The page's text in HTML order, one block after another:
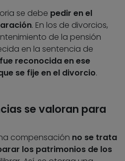
se debe pedir en el
. En los de divorcios,
de la pensión
en la sentencia de
reconocida en ese
se fije en el divorcio.
se valoran para
compensación no se trata
los patrimonios de los